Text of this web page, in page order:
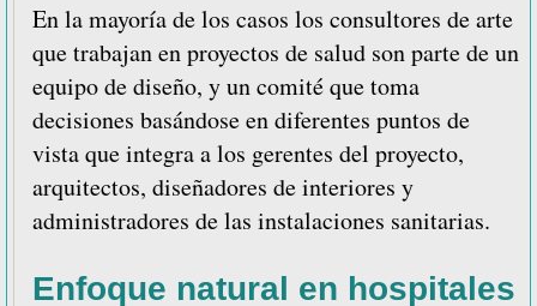
En la mayoría de los casos los consultores de arte
que trabajan en proyectos de salud son parte de un
equipo de diseño, y un comité que toma
decisiones basándose en diferentes puntos de
vista que integra a los gerentes del proyecto,
arquitectos, diseñadores de interiores y
administradores de las instalaciones sanitarias.
Enfoque natural en hospitales